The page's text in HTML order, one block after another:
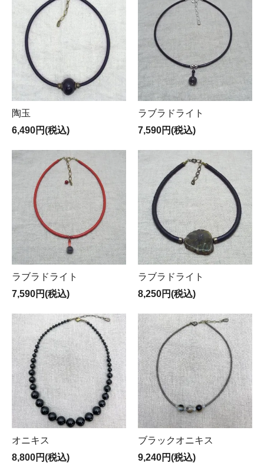
陶玉
6,490円(税込)
ラブラドライト
7,590円(税込)
ラブラドライト
7,590円(税込)
ラブラドライト
8,250円(税込)
オニキス
8,800円(税込)
ブラックオニキス
9,240円(税込)